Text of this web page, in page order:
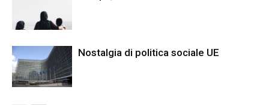
Nostalgia di politica sociale UE